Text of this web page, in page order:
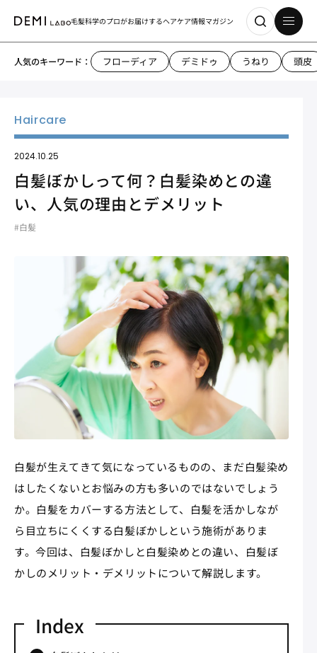
毛髪科学のプロがお届けするヘアケア情報マガジン
人気のキーワード： フローディア デミドゥ うねり 頭皮
2024.10.25
白髪ぼかしって何？白髪染めとの違
い、人気の理由とデメリット
#白髪
白髪が生えてきて気になっているものの、まだ白髪染め
はしたくないとお悩みの方も多いのではないでしょう
か。白髪をカバーする方法として、白髪を活かしなが
ら目立ちにくくする白髪ぼかしという施術がありま
す。今回は、白髪ぼかしと白髪染めとの違い、白髪ぼ
かしのメリット・デメリットについて解説します。